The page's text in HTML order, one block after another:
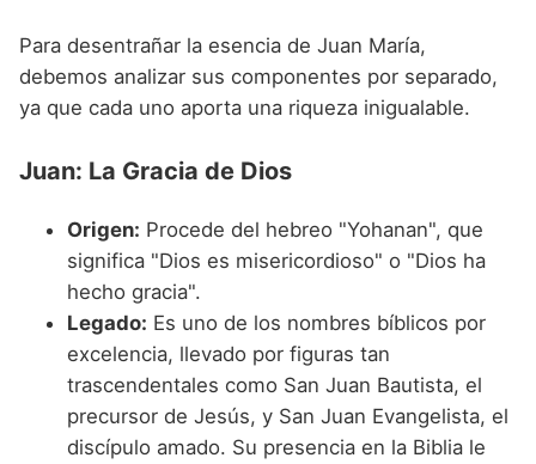
Nombres de niño que empiezan por T
Nombres de niño que empiezan por U
Nombres de niño que empiezan por V
Nombres de niño que empiezan por X
Nombres de niño que empiezan por Y
Nombres de niño que empiezan por Z
Para desentrañar la esencia de Juan María,
debemos analizar sus componentes por separado,
ya que cada uno aporta una riqueza inigualable.
Juan: La Gracia de Dios
Origen: Procede del hebreo "Yohanan", que
significa "Dios es misericordioso" o "Dios ha
hecho gracia".
Legado: Es uno de los nombres bíblicos por
excelencia, llevado por figuras tan
trascendentales como San Juan Bautista, el
precursor de Jesús, y San Juan Evangelista, el
discípulo amado. Su presencia en la Biblia le